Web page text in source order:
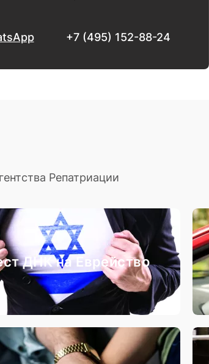
+7 (495) 152-88-24
Репатриации
ДНК на Еврейство